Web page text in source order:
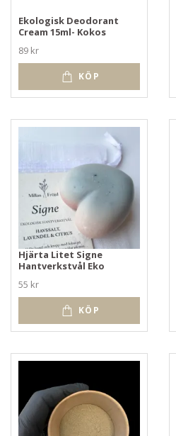
Ekologisk Deodorant
Cream 15ml- Kokos
89 kr
KÖP
Hjärta Litet Signe
Hantverkstvål Eko
55 kr
KÖP